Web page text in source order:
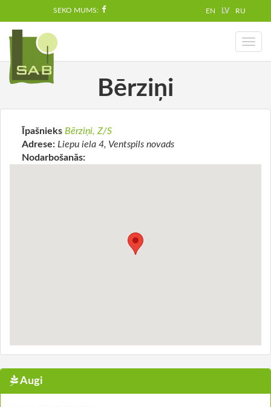
SEKO MUMS: EN LV RU
Toggle
Bērziņi
Īpašnieks Bērziņi, Z/S
Adrese: Liepu iela 4, Ventspils novads
Nodarbošanās:
Augi